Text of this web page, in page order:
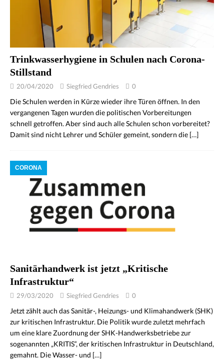
Trinkwasserhygiene in Schulen nach Corona-
Stillstand
20/04/2020 Siegfried Gendries 0
Die Schulen werden in Kürze wieder ihre Türen öffnen. In den
vergangenen Tagen wurden die politischen Vorbereitungen
schnell getroffen. Aber sind auch alle Schulen schon vorbereitet?
Damit sind nicht Lehrer und Schüler gemeint, sondern die […]
CORONA
Sanitärhandwerk ist jetzt „Kritische
Infrastruktur“
29/03/2020 Siegfried Gendries 0
Jetzt zählt auch das Sanitär-, Heizungs- und Klimahandwerk (SHK)
zur kritischen Infrastruktur. Die Politik wurde zuletzt mehrfach
um eine klare Zuordnung der SHK-Handwerksbetriebe zur
sogenannten „KRITIS“, der kritischen Infrastruktur in Deutschland,
gemahnt. Die Wasser- und […]